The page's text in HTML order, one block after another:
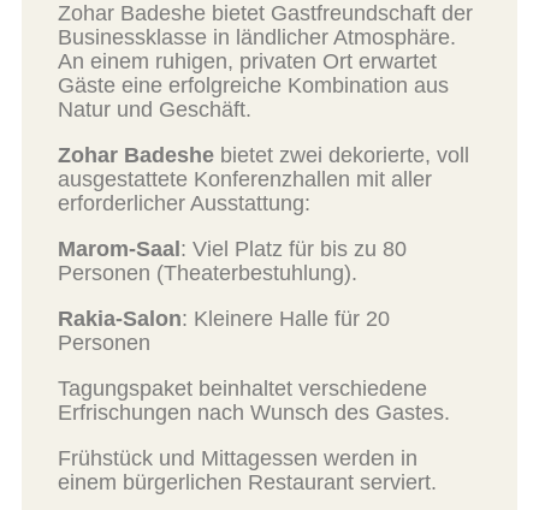
Zohar Badeshe bietet Gastfreundschaft der
Businessklasse in ländlicher Atmosphäre.
An einem ruhigen, privaten Ort erwartet
Gäste eine erfolgreiche Kombination aus
Natur und Geschäft.
Zohar Badeshe bietet zwei dekorierte, voll
ausgestattete Konferenzhallen mit aller
erforderlicher Ausstattung:
Marom-Saal : Viel Platz für bis zu 80
Personen (Theaterbestuhlung).
Rakia-Salon: Kleinere Halle für 20
Personen
Tagungspaket beinhaltet verschiedene
Erfrischungen nach Wunsch des Gastes.
Frühstück und Mittagessen werden in
einem bürgerlichen Restaurant serviert.